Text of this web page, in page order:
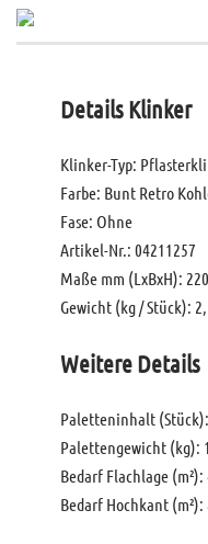
Details Klinker
Klinker-Typ:
Farbe: Bunt Retro
Fase: Ohne
Artikel-Nr.: 04211257
Maße mm (LxBxH):
Gewicht (kg / Stück):
Weitere Details
Paletteninhalt
Palettengewicht (kg):
Bedarf Flachlage (m²):
Bedarf Hochkant (m²):